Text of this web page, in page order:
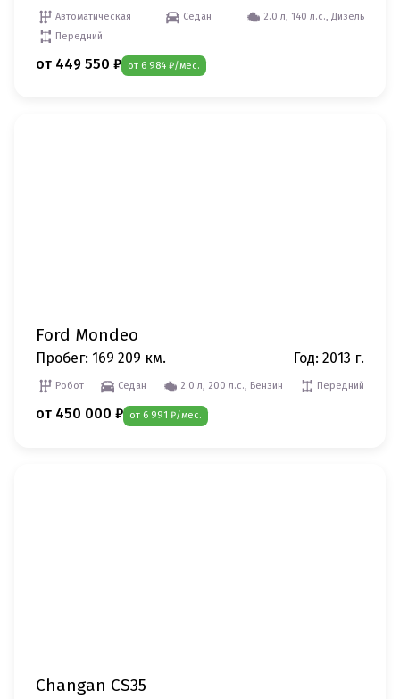
Автоматическая Седан
2.0 л, 140 л.с., Дизель
Передний
от 449 550 ₽ от 6 984 ₽/мес.
Ford Mondeo
Пробег: 169 209 км. Год: 2013 г.
Робот Седан 2.0 л, 200 л.с., Бензин Передний
от 450 000 ₽ от 6 991 ₽/мес.
Changan CS35